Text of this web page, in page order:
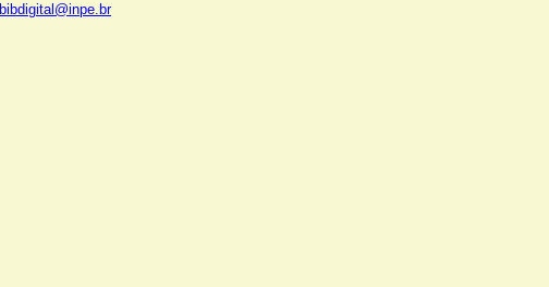
bibdigital@inpe.br